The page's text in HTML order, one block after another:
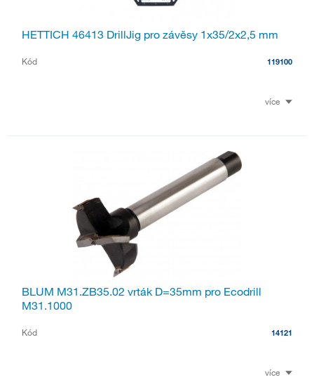
HETTICH 46413 DrillJig pro závěsy 1x35/2x2,5 mm
Kód 119100
více
BLUM M31.ZB35.02 vrták D=35mm pro Ecodrill
M31.1000
Kód 14121
více